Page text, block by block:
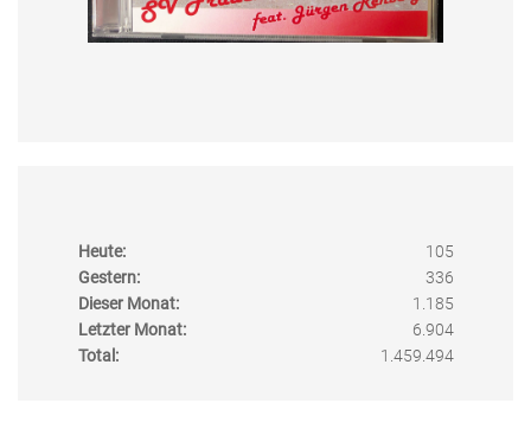
Heute:
105
Gestern:
336
Dieser Monat:
1.185
Letzter Monat:
6.904
Total:
1.459.494